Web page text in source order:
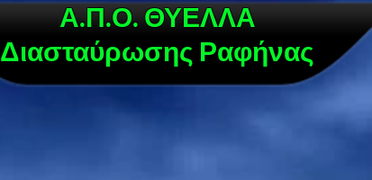
Α.Π.Ο. ΘΥΕΛΛΑ
Διασταύρωσης Ραφήνας